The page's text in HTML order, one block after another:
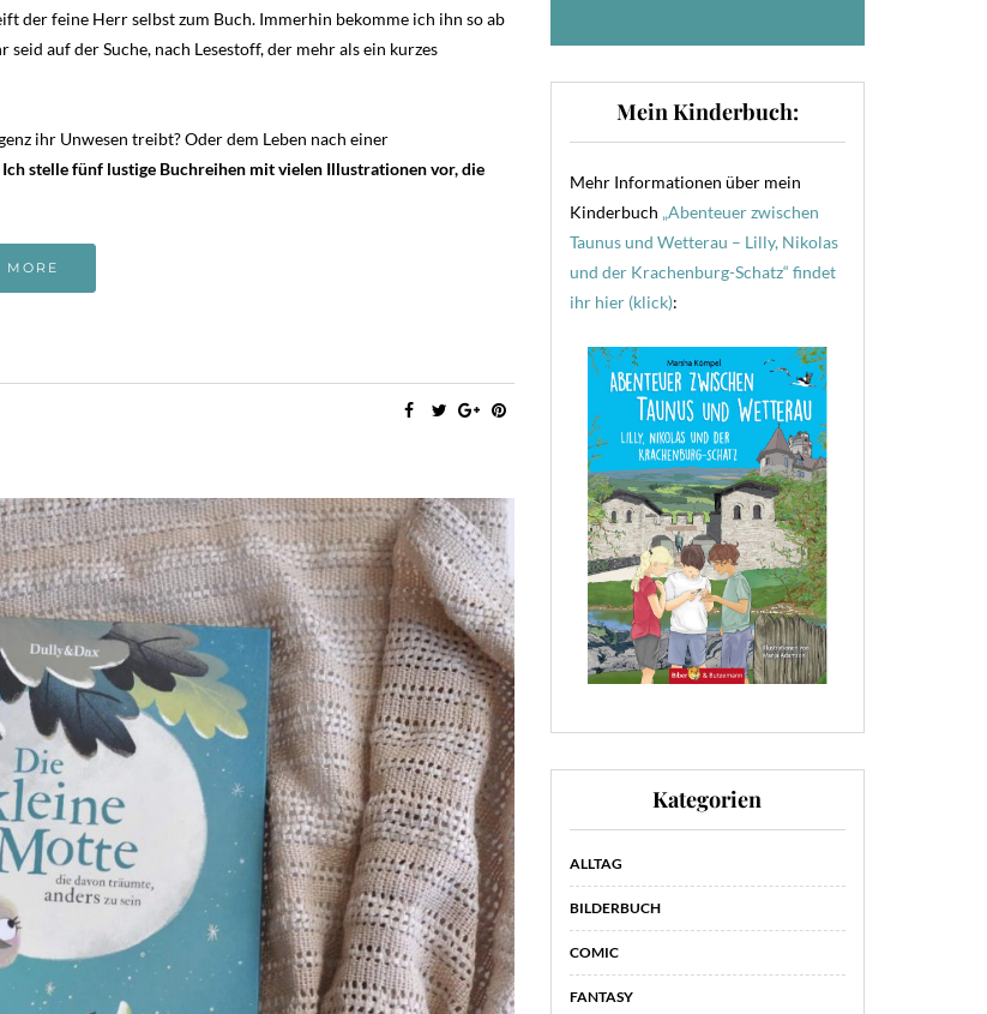
der feine Herr selbst zum Buch. Immerhin bekomme ich ihn so ab
auf der Suche, nach Lesestoff, der mehr als ein kurzes
ihr Unwesen treibt? Oder dem Leben nach einer
Ich stelle fünf lustige Buchreihen mit vielen Illustrationen vor, die
MORE
Mein Kinderbuch:
Mehr Informationen über mein
Kinderbuch „Abenteuer zwischen
Taunus und Wetterau – Lilly, Nikolas
und der Krachenburg-Schatz“ findet
ihr hier (klick):
Kategorien
ALLTAG
BILDERBUCH
COMIC
FANTASY